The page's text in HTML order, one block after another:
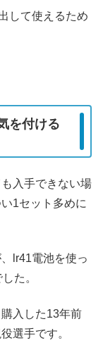
して使えるため
を付ける
入手できない場
1セット多めに
lr41電池を使っ
た。
入した13年前
選手です。